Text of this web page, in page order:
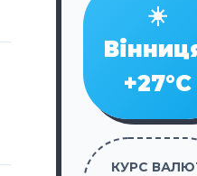
☀️
+27°C
КУРС